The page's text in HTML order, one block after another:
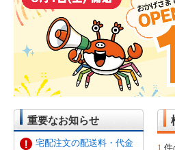
重要なお知らせ
宅配注文の配送料・代金
1 件